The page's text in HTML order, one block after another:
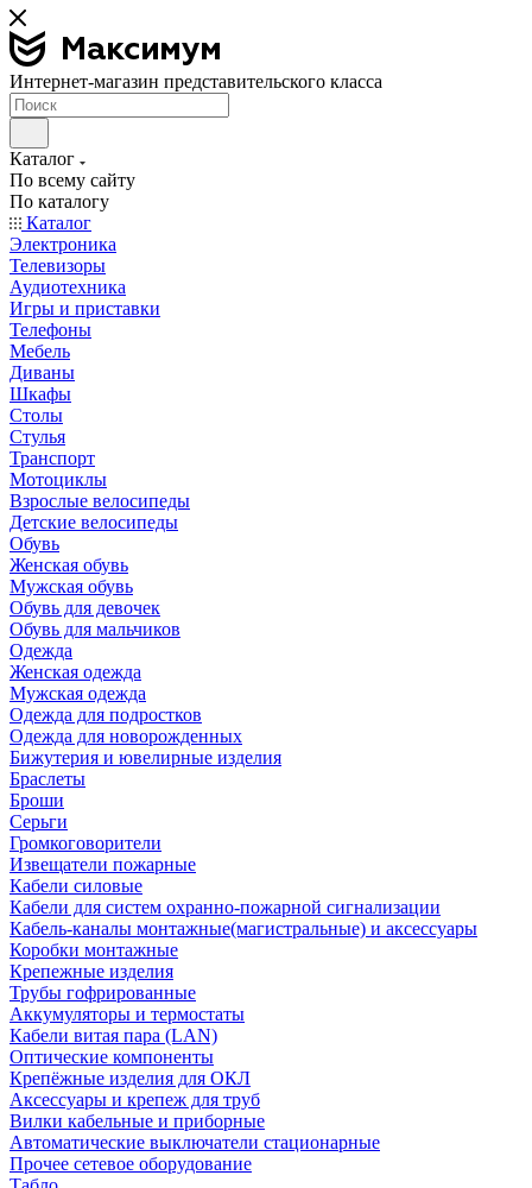
Интернет-магазин представительского класса
Каталог
По всему сайту
По каталогу
Каталог
Электроника
Телевизоры
Аудиотехника
Игры и приставки
Телефоны
Мебель
Диваны
Шкафы
Столы
Стулья
Транспорт
Мотоциклы
Взрослые велосипеды
Детские велосипеды
Обувь
Женская обувь
Мужская обувь
Обувь для девочек
Обувь для мальчиков
Одежда
Женская одежда
Мужская одежда
Одежда для подростков
Одежда для новорожденных
Бижутерия и ювелирные изделия
Браслеты
Броши
Серьги
Громкоговорители
Извещатели пожарные
Кабели силовые
Кабели для систем охранно-пожарной сигнализации
Кабель-каналы монтажные(магистральные) и аксессуары
Коробки монтажные
Крепежные изделия
Трубы гофрированные
Аккумуляторы и термостаты
Кабели витая пара (LAN)
Оптические компоненты
Крепёжные изделия для ОКЛ
Аксессуары и крепеж для труб
Вилки кабельные и приборные
Автоматические выключатели стационарные
Прочее сетевое оборудование